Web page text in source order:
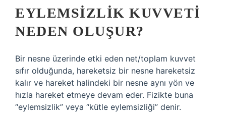
EYLEMSIZLIK KUVVETI
NEDEN OLUŞUR?
Bir nesne üzerinde etki eden net/toplam kuvvet
sıfır olduğunda, hareketsiz bir nesne hareketsiz
kalır ve hareket halindeki bir nesne aynı yön ve
hızla hareket etmeye devam eder. Fizikte buna
“eylemsizlik” veya “kütle eylemsizliği” denir.